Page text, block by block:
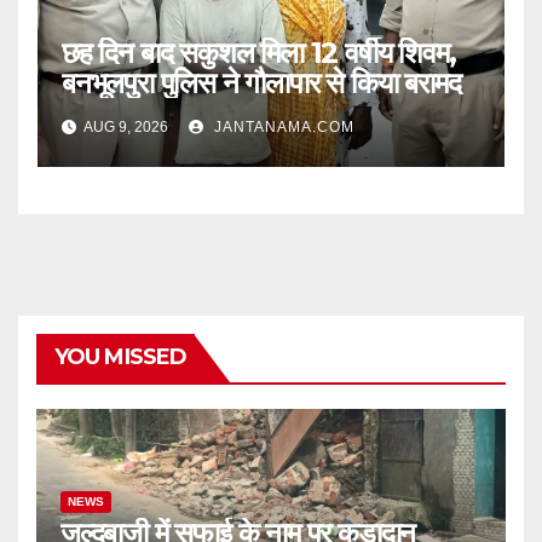
छह दिन बाद सकुशल मिला 12 वर्षीय शिवम,
बनभूलपुरा पुलिस ने गौलापार से किया बरामद
AUG 9, 2026 JANTANAMA.COM
YOU MISSED
NEWS
जल्दबाजी में सफाई के नाम पर कूड़ादान